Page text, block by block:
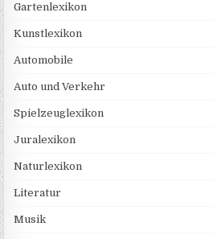
Gartenlexikon
Kunstlexikon
Automobile
Auto und Verkehr
Spielzeuglexikon
Juralexikon
Naturlexikon
Literatur
Musik